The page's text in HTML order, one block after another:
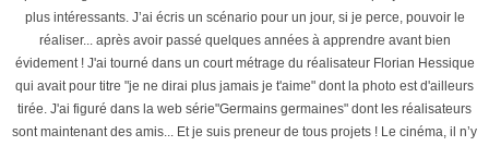
plus intéressants. J’ai écris un scénario pour un jour, si je perce, pouvoir le
réaliser... après avoir passé quelques années à apprendre avant bien
évidement ! J'ai tourné dans un court métrage du réalisateur Florian Hessique
qui avait pour titre "je ne dirai plus jamais je t'aime" dont la photo est d'ailleurs
tirée. J'ai figuré dans la web série"Germains germaines" dont les réalisateurs
sont maintenant des amis... Et je suis preneur de tous projets ! Le cinéma, il n’y